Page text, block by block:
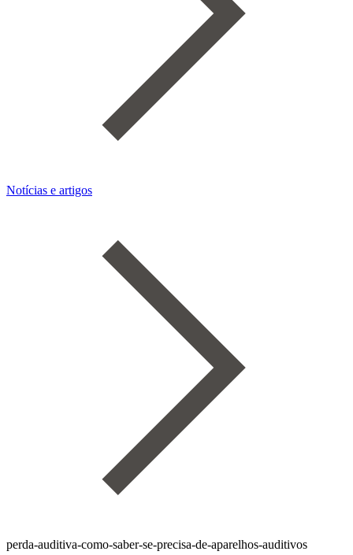
Notícias e artigos
perda-auditiva-como-saber-se-precisa-de-aparelhos-auditivos